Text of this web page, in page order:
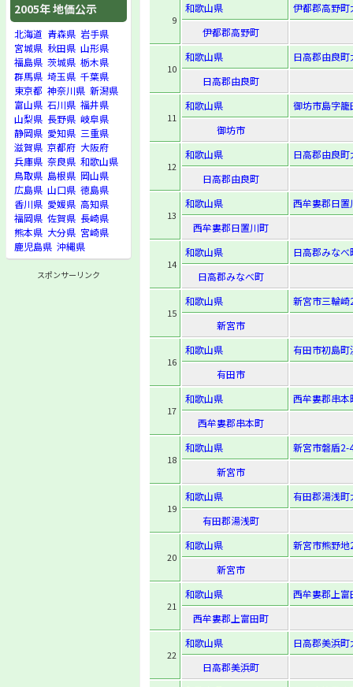
2005年 地価公示
北海道 青森県 岩手県
宮城県 秋田県 山形県
福島県 茨城県 栃木県
群馬県 埼玉県 千葉県
東京都 神奈川県 新潟県
富山県 石川県 福井県
山梨県 長野県 岐阜県
静岡県 愛知県 三重県
滋賀県 京都府 大阪府
兵庫県 奈良県 和歌山県
鳥取県 島根県 岡山県
広島県 山口県 徳島県
香川県 愛媛県 高知県
福岡県 佐賀県 長崎県
熊本県 大分県 宮崎県
鹿児島県 沖縄県
スポンサーリンク
9
和歌山県
伊都郡高野
伊都郡高野町
10
和歌山県
日高郡由良
日高郡由良町
11
和歌山県
御坊市島字
御坊市
12
和歌山県
日高郡由良
日高郡由良町
13
和歌山県
西牟婁郡日
西牟婁郡日置川町
14
和歌山県
日高郡みな
日高郡みなべ町
15
和歌山県
新宮市三輪
新宮市
16
和歌山県
有田市初島
有田市
17
和歌山県
西牟婁郡串
西牟婁郡串本町
18
和歌山県
新宮市磐盾2-
新宮市
19
和歌山県
有田郡湯浅
有田郡湯浅町
20
和歌山県
新宮市熊野
新宮市
21
和歌山県
西牟婁郡上
西牟婁郡上富田町
22
和歌山県
日高郡美浜
日高郡美浜町